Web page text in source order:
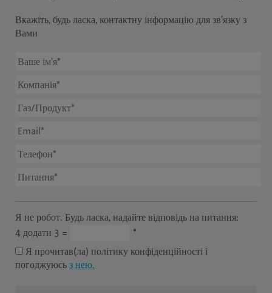
Вкажіть, будь ласка, контактну інформацію для зв'язку з
Вами
Я не робот. Будь ласка, надайте відповідь на питання:
4 додати 3 =
*
Я прочитав(ла) політику конфіденційності і
погоджуюсьз нею.